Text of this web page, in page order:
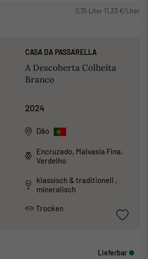
0,75 Liter 11,33 €/Liter
CASA DA PASSARELLA
A Descoberta Colheita
Branco
2024
Dão
Encruzado, Malvasia Fina,
Verdelho
klassisch & traditionell ,
mineralisch
Trocken
Lieferbar